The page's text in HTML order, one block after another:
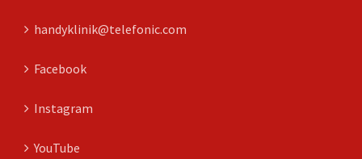
handyklinik@telefonic.com
Facebook
Instagram
YouTube